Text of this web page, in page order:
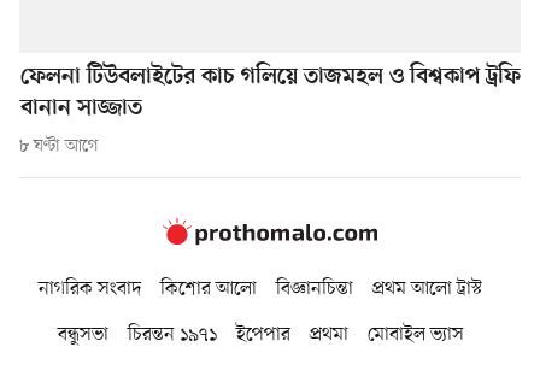
ফেলনা টিউবলাইটের কাচ গলিয়ে তাজমহল ও বিশ্বকাপ ট্রফি
বানান সাজ্জাত
৮ ঘণ্টা আগে
নাগরিক সংবাদ কিশোর আলো বিজ্ঞানচিন্তা
প্রথম আলো ট্রাস্ট
বন্ধুসভা
চিরন্তন ১৯৭১ ইপেপার প্রথমা মোবাইল ভ্যাস